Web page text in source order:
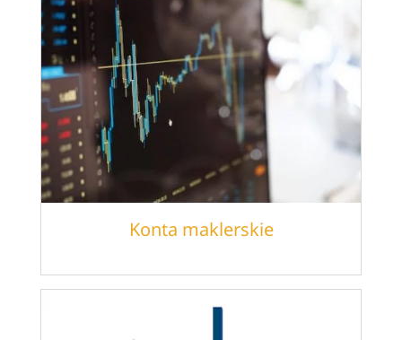
Konta maklerskie